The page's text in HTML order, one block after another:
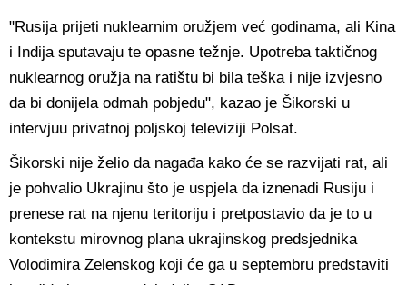
"Rusija prijeti nuklearnim oružjem već godinama, ali Kina
i Indija sputavaju te opasne težnje. Upotreba taktičnog
nuklearnog oružja na ratištu bi bila teška i nije izvjesno
da bi donijela odmah pobjedu", kazao je Šikorski u
intervjuu privatnoj poljskoj televiziji Polsat.
Šikorski nije želio da nagađa kako će se razvijati rat, ali
je pohvalio Ukrajinu što je uspjela da iznenadi Rusiju i
prenese rat na njenu teritoriju i pretpostavio da je to u
kontekstu mirovnog plana ukrajinskog predsjednika
Volodimira Zelenskog koji će ga u septembru predstaviti